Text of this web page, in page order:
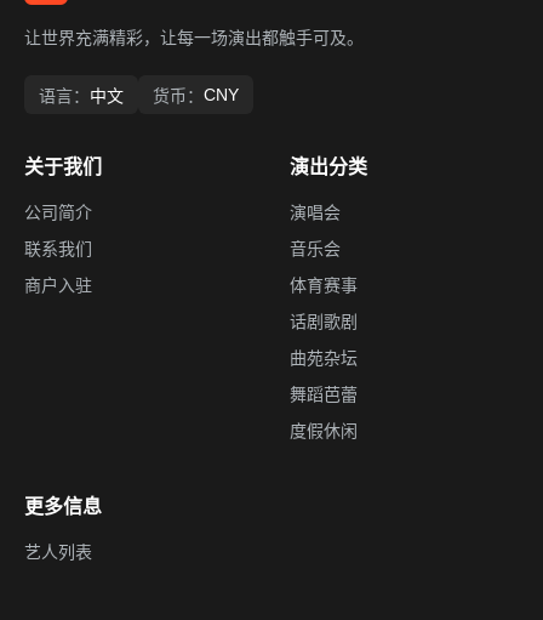
让世界充满精彩，让每一场演出都触手可及。
语言： 中文 货币： CNY
关于我们
公司简介
联系我们
商户入驻
演出分类
演唱会
音乐会
体育赛事
话剧歌剧
曲苑杂坛
舞蹈芭蕾
度假休闲
更多信息
艺人列表